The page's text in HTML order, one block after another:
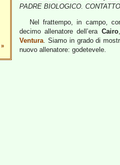
»
PADRE BIOLOGICO.
Nel frattempo, in campo,
decimo allenatore dell’era Cairo
Ventura. Siamo in grado di
nuovo allenatore: godetevele.